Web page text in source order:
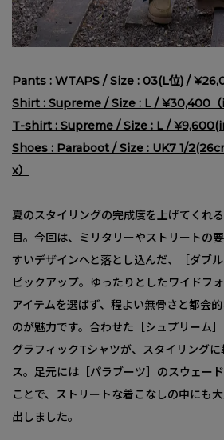
Pants : WTAPS / Size : 03(L位) /
Shirt : Supreme / Size : L / ¥30,400（
T-shirt : Supreme / Size : L /
Shoes : Paraboot / Size : UK7 1/
x）
夏のスタイリングの完成度を上げてくれ
目。今回は、ミリタリーやストリートの
すいデザインへと落とし込んだ、［ダブ
ピックアップ。ゆったりとしたワイドフ
アイテムを選ばず、程よい無骨さと都会
のが魅力です。合わせた［シュプリーム
グラフィックTシャツが、スタイリング
ス。足元には［パラブーツ］のスウェー
ことで、ストリートな着こなしの中にも
出しました。